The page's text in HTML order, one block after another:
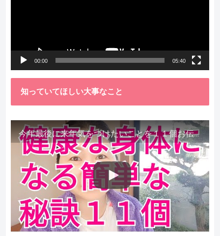
00:00 05:40
知っていてほしい大事なこと
今年最後に来年気をつけたいことを１１個お伝えします。